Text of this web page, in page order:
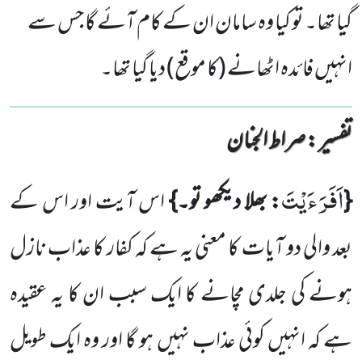
گیا تھا۔ تو کیا وہ سامان ان کے کام آئے گا جس سے
انہیں فائدہ اٹھانے (کا موقع) دیا گیا تھا۔
تفسیر : ‎صراط الجنان
{اَفَرَءَیْتَ: بھلا دیکھو تو۔}اس آیت اور اس کے
بعد والی دو آیات کا معنی یہ ہے کہ کفار کا عذاب نازل
ہونے کی جلدی مچانے کا ایک سبب ان کا یہ عقیدہ
ہے کہ انہیں کوئی عذاب نہیں ہو گا اور وہ ایک طویل